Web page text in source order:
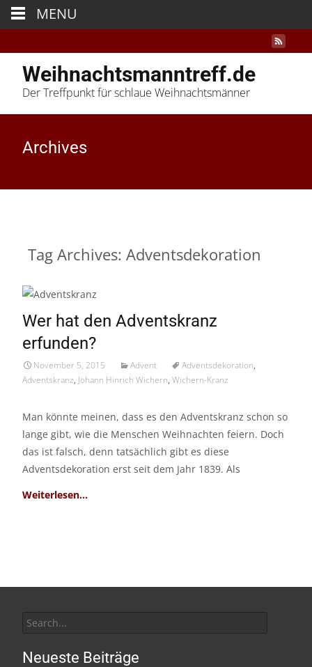
Weihnachtsmanntreff.de
Der Treffpunkt für schlaue Weihnachtsmänner
Archives
Tag Archives: Adventsdekoration
05
Nov./15
Wer hat den Adventskranz
erfunden?
November 5, 2015 Advent Adventsdekoration,
Adventskranz, Johann Hinrich Wichern, Wichern-Kranz
Man könnte meinen, dass es den Adventskranz schon so
lange gibt, wie die Menschen Weihnachten feiern. Doch
das ist falsch, denn tatsächlich gibt es diese
Adventsdekoration erst seit dem Jahr 1839. Als
for:
Neueste Beiträge
MENU